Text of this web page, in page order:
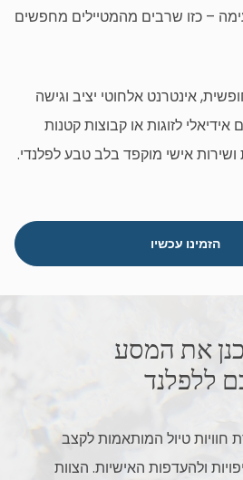
– כזו שרבים מהמטיילים מחפשים
אינטרנט אלחוטי יציב וגישה
לזוגות או קבוצות קטנות
אישי מוקפד בלב טבע לפלנדי.
הזמינו עכשיו
את המסע
ללפלנד
חוויות טיול המותאמות לקצב
ולהעדפות האישיות. הצוות